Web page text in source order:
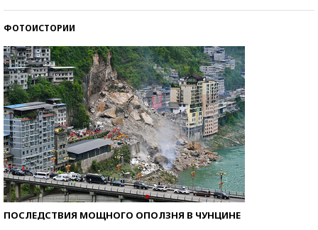
ФОТОИСТОРИИ
ПОСЛЕДСТВИЯ МОЩНОГО ОПОЛЗНЯ В ЧУНЦИНЕ